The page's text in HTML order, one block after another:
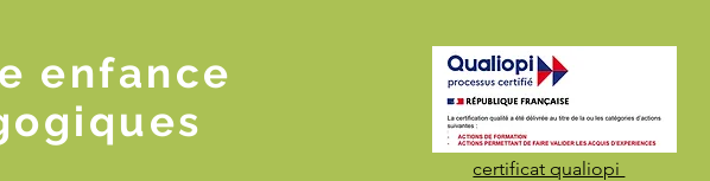
enfance
certificat qualiopi